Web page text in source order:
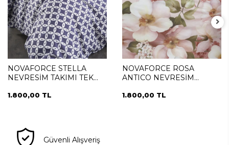
NOVAFORCE STELLA
NEVRESİM TAKIMI TEK
1.800,00 TL
NOVAFORCE ROSA
ANTICO NEVRESİM
1.800,00 TL
Güvenli Alışveriş